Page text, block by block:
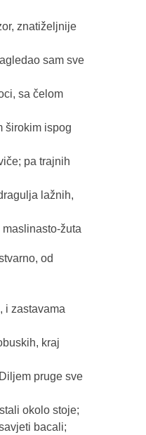
znatiželjnije
sam sve
sa čelom
širokim ispog
pa trajnih
lažnih,
žuta
od
i zastavama
kraj
pruge sve
okolo stoje;
bacali;